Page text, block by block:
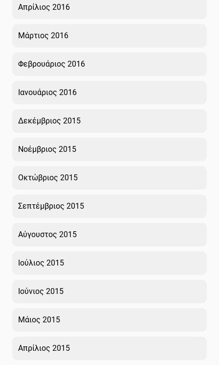
Απρίλιος 2016
Μάρτιος 2016
Φεβρουάριος 2016
Ιανουάριος 2016
Δεκέμβριος 2015
Νοέμβριος 2015
Οκτώβριος 2015
Σεπτέμβριος 2015
Αύγουστος 2015
Ιούλιος 2015
Ιούνιος 2015
Μάιος 2015
Απρίλιος 2015